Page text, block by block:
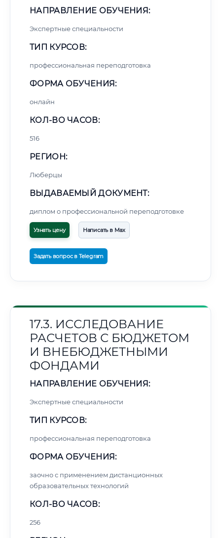
НАПРАВЛЕНИЕ ОБУЧЕНИЯ:
Экспертные специальности
ТИП КУРСОВ:
профессиональная переподготовка
ФОРМА ОБУЧЕНИЯ:
онлайн
КОЛ-ВО ЧАСОВ:
516
РЕГИОН:
Люберцы
ВЫДАВАЕМЫЙ ДОКУМЕНТ:
диплом о профессиональной переподготовке
Узнать цену Написать в Max
Задать вопрос в Telegram
17.3. ИССЛЕДОВАНИЕ
РАСЧЕТОВ С БЮДЖЕТОМ
И ВНЕБЮДЖЕТНЫМИ
ФОНДАМИ
НАПРАВЛЕНИЕ ОБУЧЕНИЯ:
Экспертные специальности
ТИП КУРСОВ:
профессиональная переподготовка
ФОРМА ОБУЧЕНИЯ:
заочно с применением дистанционных
образовательных технологий
КОЛ-ВО ЧАСОВ:
256